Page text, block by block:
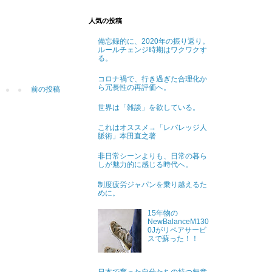
前の投稿
人気の投稿
備忘録的に、2020年の振り返り。
ルールチェンジ時期はワクワクす
る。
コロナ禍で、行き過ぎた合理化か
ら冗長性の再評価へ。
世界は「雑談」を欲している。
これはオススメ→「レバレッジ人
脈術」本田直之著
非日常シーンよりも、日常の暮ら
しが魅力的に感じる時代へ。
制度疲労ジャパンを乗り越えるた
めに。
15年物の
NewBalanceM130
0Jがリペアサービ
スで蘇った！！